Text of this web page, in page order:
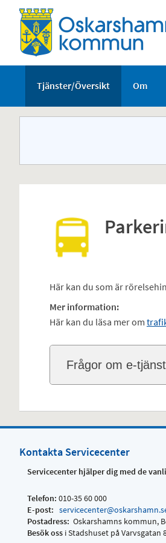
Välkommen
tjänster
Oskarshamns
kommun
Tjänster/Översikt Om
Här kan du som är
Mer information:
Här kan du läsa mer om
Frågor om e-
Kontakta Servicecenter
Servicecenter hjälper dig med de
Telefon: 010-35 60 000
E-post:
Postadress: Oskarshamns kommun,
Besök oss i Stadshuset på Varvsgatan